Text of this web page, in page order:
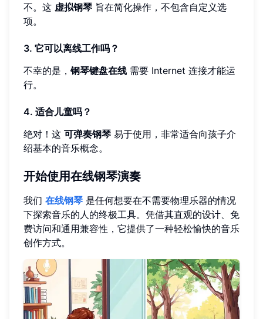
不。这 虚拟钢琴 旨在简化操作，不包含自定义选
项。
3. 它可以离线工作吗？
不幸的是，钢琴键盘在线 需要 Internet 连接才能运
行。
4. 适合儿童吗？
绝对！这 可弹奏钢琴 易于使用，非常适合向孩子介
绍基本的音乐概念。
开始使用在线钢琴演奏
我们 在线钢琴 是任何想要在不需要物理乐器的情况
下探索音乐的人的终极工具。凭借其直观的设计、免
费访问和通用兼容性，它提供了一种轻松愉快的音乐
创作方式。